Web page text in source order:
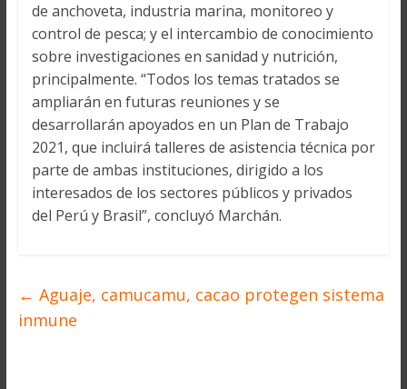
de anchoveta, industria marina, monitoreo y
control de pesca; y el intercambio de conocimiento
sobre investigaciones en sanidad y nutrición,
principalmente. “Todos los temas tratados se
ampliarán en futuras reuniones y se
desarrollarán apoyados en un Plan de Trabajo
2021, que incluirá talleres de asistencia técnica por
parte de ambas instituciones, dirigido a los
interesados de los sectores públicos y privados
del Perú y Brasil”, concluyó Marchán.
← Aguaje, camucamu, cacao protegen sistema
inmune